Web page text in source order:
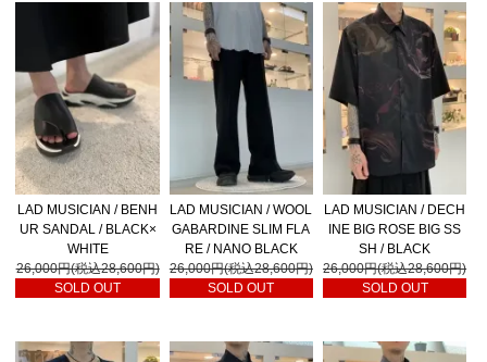
LAD MUSICIAN / BENH
UR SANDAL / BLACK×
WHITE
26,000円(税込28,600円)
SOLD OUT
LAD MUSICIAN / WOOL
GABARDINE SLIM FLA
RE / NANO BLACK
26,000円(税込28,600円)
SOLD OUT
LAD MUSICIAN / DECH
INE BIG ROSE BIG SS
SH / BLACK
26,000円(税込28,600円)
SOLD OUT